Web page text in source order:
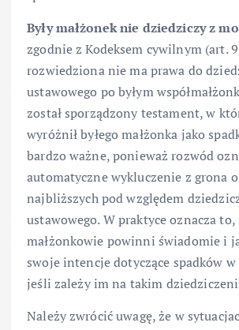
Były małżonek nie dziedziczy z
zgodnie z Kodeksem cywilnym (art.
rozwiedziona nie ma prawa do
ustawowego po byłym
został sporządzony testament, w
wyróżnił byłego małżonka jako
bardzo ważne, ponieważ rozwód
automatyczne wykluczenie z grona
najbliższych pod względem
ustawowego. W praktyce oznacza
małżonkowie powinni świadomie i
swoje intencje dotyczące spadków
jeśli zależy im na takim
Należy zwrócić uwagę, że w